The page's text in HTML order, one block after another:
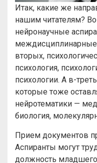
Итак, какие же
нашим читателям?
нейронаучные
междисциплинарные
вторых,
психология,
психологии. А в-
которые тоже
нейротематики —
биология,
Прием документов
Аспиранты могут
должность младшего